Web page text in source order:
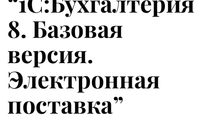
8. Базовая
версия.
Электронная
поставка”